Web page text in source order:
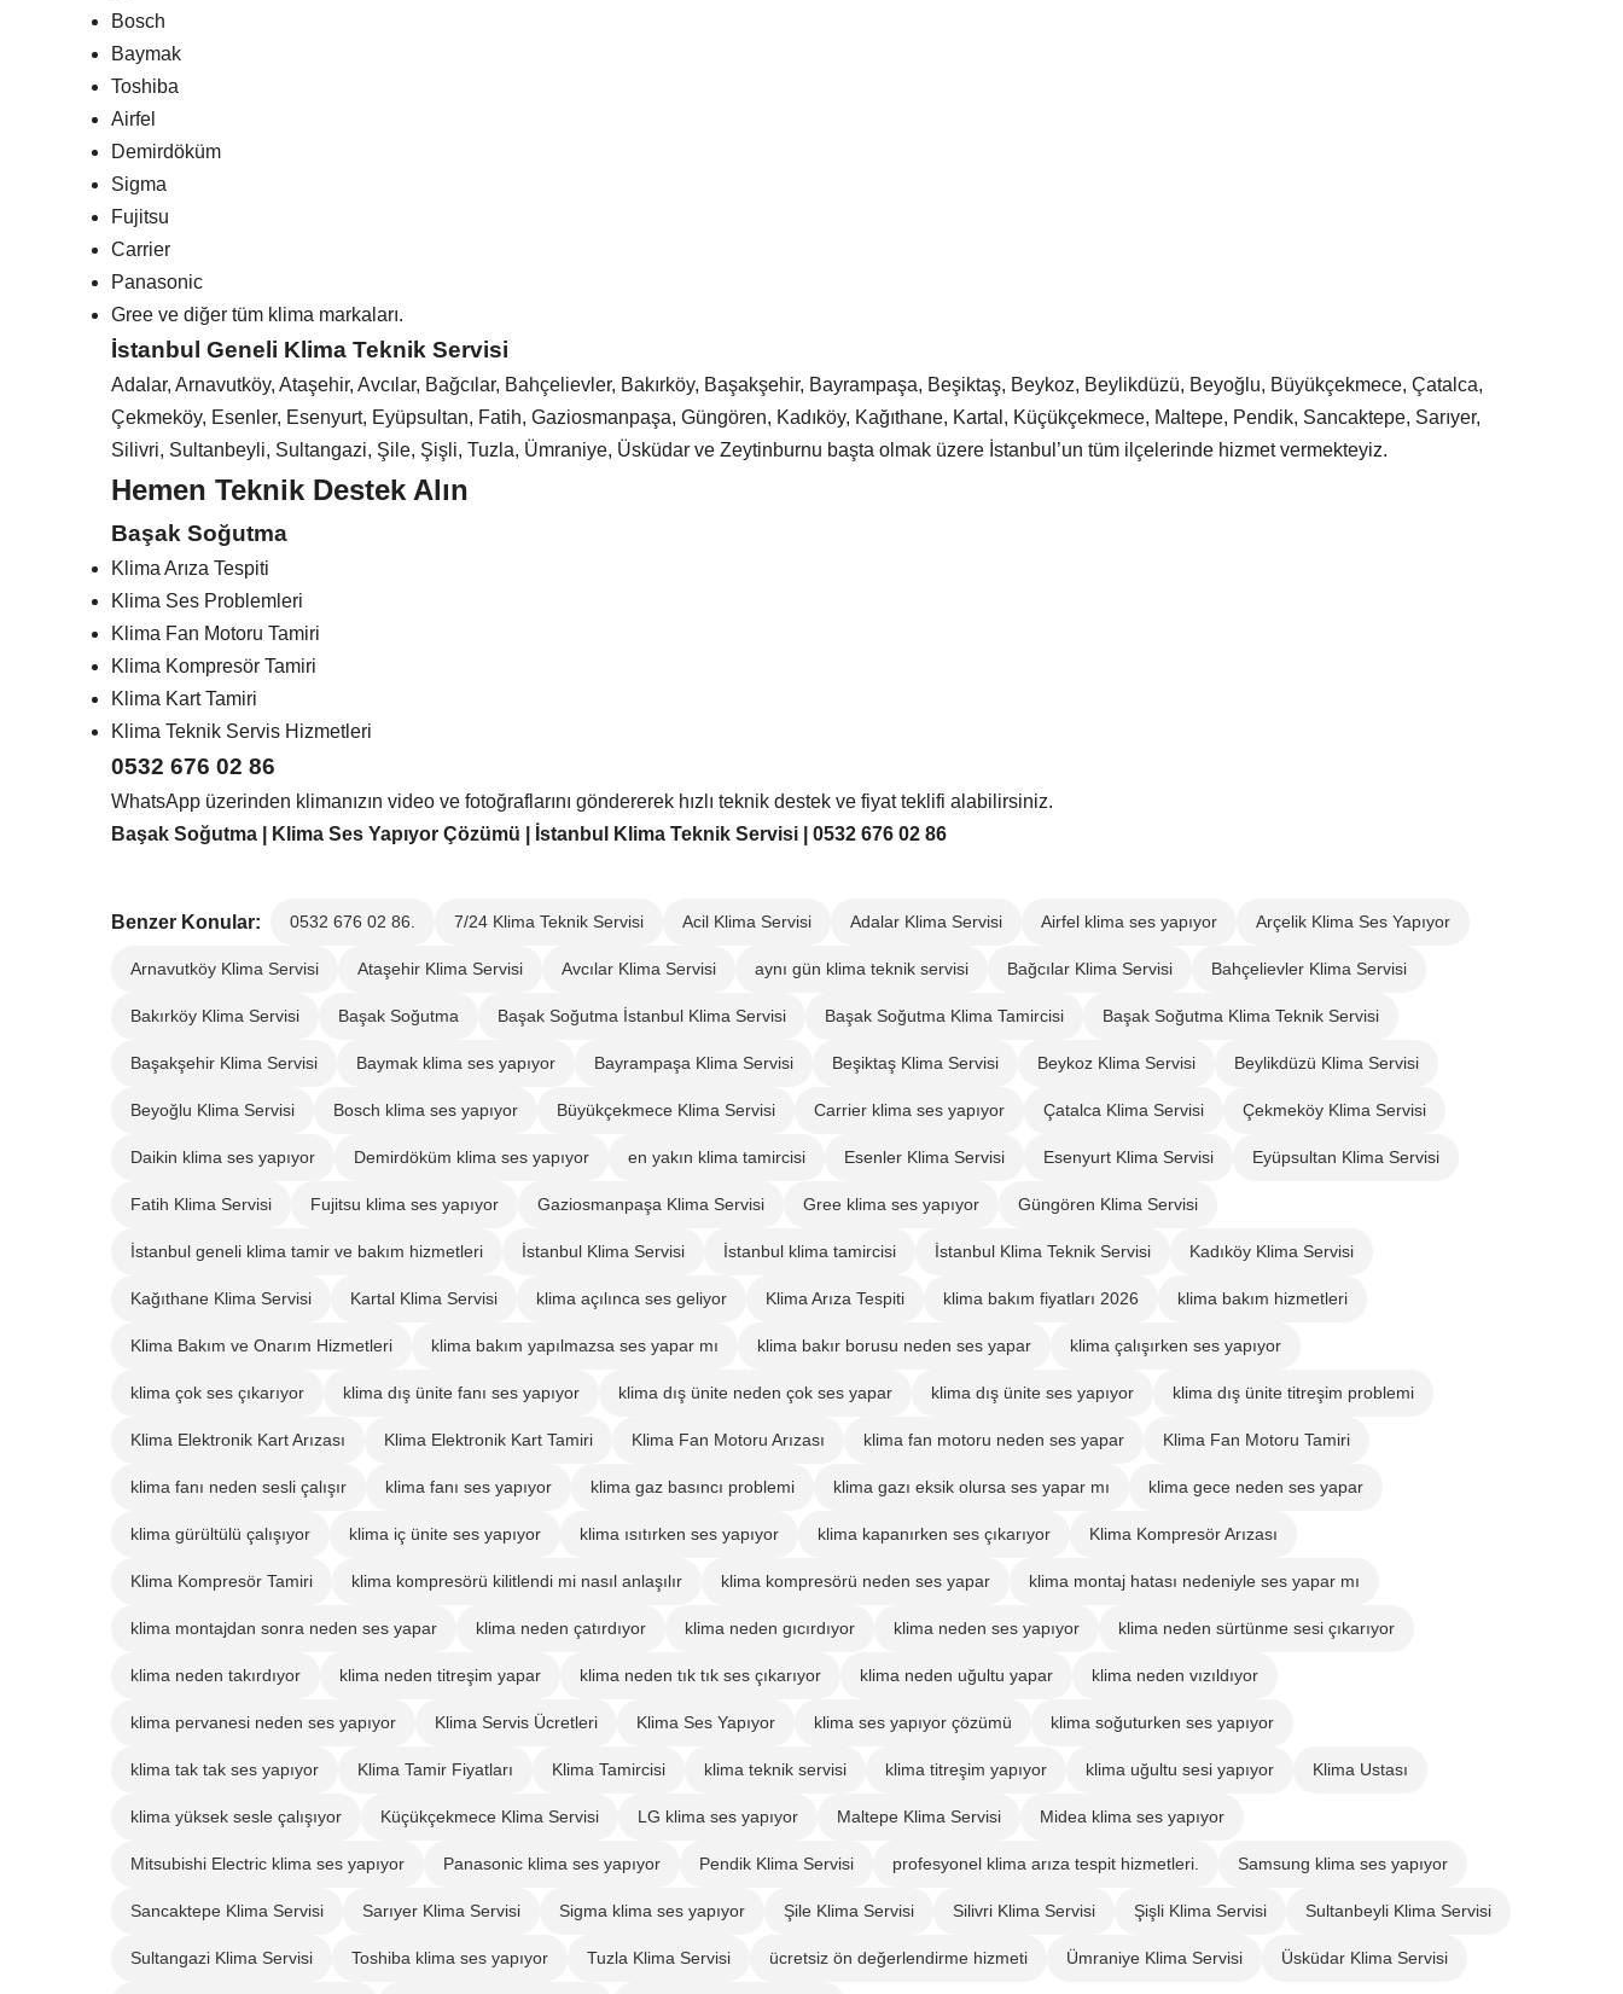
Bosch
Baymak
Toshiba
Airfel
Demirdöküm
Sigma
Fujitsu
Carrier
Panasonic
Gree ve diğer tüm klima markaları.
İstanbul Geneli Klima Teknik Servisi
Adalar, Arnavutköy, Ataşehir, Avcılar, Bağcılar, Bahçelievler, Bakırköy, Başakşehir, Bayrampaşa, Beşiktaş, Beykoz, Beylikdüzü, Beyoğlu, Büyükçekmece, Çatalca,
Çekmeköy, Esenler, Esenyurt, Eyüpsultan, Fatih, Gaziosmanpaşa, Güngören, Kadıköy, Kağıthane, Kartal, Küçükçekmece, Maltepe, Pendik, Sancaktepe, Sarıyer,
Silivri, Sultanbeyli, Sultangazi, Şile, Şişli, Tuzla, Ümraniye, Üsküdar ve Zeytinburnu başta olmak üzere İstanbul’un tüm ilçelerinde hizmet vermekteyiz.
Hemen Teknik Destek Alın
Başak Soğutma
Klima Arıza Tespiti
Klima Ses Problemleri
Klima Fan Motoru Tamiri
Klima Kompresör Tamiri
Klima Kart Tamiri
Klima Teknik Servis Hizmetleri
0532 676 02 86
WhatsApp üzerinden klimanızın video ve fotoğraflarını göndererek hızlı teknik destek ve fiyat teklifi alabilirsiniz.
Başak Soğutma | Klima Ses Yapıyor Çözümü | İstanbul Klima Teknik Servisi | 0532 676 02 86
Benzer Konular: 0532 676 02 86. 7/24 Klima Teknik Servisi Acil Klima Servisi Adalar Klima Servisi Airfel klima ses yapıyor Arçelik Klima Ses Yapıyor
Arnavutköy Klima Servisi Ataşehir Klima Servisi Avcılar Klima Servisi aynı gün klima teknik servisi Bağcılar Klima Servisi Bahçelievler Klima Servisi
Bakırköy Klima Servisi Başak Soğutma Başak Soğutma İstanbul Klima Servisi Başak Soğutma Klima Tamircisi Başak Soğutma Klima Teknik Servisi
Başakşehir Klima Servisi Baymak klima ses yapıyor Bayrampaşa Klima Servisi Beşiktaş Klima Servisi Beykoz Klima Servisi Beylikdüzü Klima Servisi
Beyoğlu Klima Servisi Bosch klima ses yapıyor Büyükçekmece Klima Servisi Carrier klima ses yapıyor Çatalca Klima Servisi Çekmeköy Klima Servisi
Daikin klima ses yapıyor Demirdöküm klima ses yapıyor en yakın klima tamircisi Esenler Klima Servisi Esenyurt Klima Servisi Eyüpsultan Klima Servisi
Fatih Klima Servisi Fujitsu klima ses yapıyor Gaziosmanpaşa Klima Servisi Gree klima ses yapıyor Güngören Klima Servisi
İstanbul geneli klima tamir ve bakım hizmetleri İstanbul Klima Servisi İstanbul klima tamircisi İstanbul Klima Teknik Servisi Kadıköy Klima Servisi
Kağıthane Klima Servisi Kartal Klima Servisi klima açılınca ses geliyor Klima Arıza Tespiti klima bakım fiyatları 2026 klima bakım hizmetleri
Klima Bakım ve Onarım Hizmetleri klima bakım yapılmazsa ses yapar mı klima bakır borusu neden ses yapar klima çalışırken ses yapıyor
klima çok ses çıkarıyor klima dış ünite fanı ses yapıyor klima dış ünite neden çok ses yapar klima dış ünite ses yapıyor klima dış ünite titreşim problemi
Klima Elektronik Kart Arızası Klima Elektronik Kart Tamiri Klima Fan Motoru Arızası klima fan motoru neden ses yapar Klima Fan Motoru Tamiri
klima fanı neden sesli çalışır klima fanı ses yapıyor klima gaz basıncı problemi klima gazı eksik olursa ses yapar mı klima gece neden ses yapar
klima gürültülü çalışıyor klima iç ünite ses yapıyor klima ısıtırken ses yapıyor klima kapanırken ses çıkarıyor Klima Kompresör Arızası
Klima Kompresör Tamiri klima kompresörü kilitlendi mi nasıl anlaşılır klima kompresörü neden ses yapar klima montaj hatası nedeniyle ses yapar mı
klima montajdan sonra neden ses yapar klima neden çatırdıyor klima neden gıcırdıyor klima neden ses yapıyor klima neden sürtünme sesi çıkarıyor
klima neden takırdıyor klima neden titreşim yapar klima neden tık tık ses çıkarıyor klima neden uğultu yapar klima neden vızıldıyor
klima pervanesi neden ses yapıyor Klima Servis Ücretleri Klima Ses Yapıyor klima ses yapıyor çözümü klima soğuturken ses yapıyor
klima tak tak ses yapıyor Klima Tamir Fiyatları Klima Tamircisi klima teknik servisi klima titreşim yapıyor klima uğultu sesi yapıyor Klima Ustası
klima yüksek sesle çalışıyor Küçükçekmece Klima Servisi LG klima ses yapıyor Maltepe Klima Servisi Midea klima ses yapıyor
Mitsubishi Electric klima ses yapıyor Panasonic klima ses yapıyor Pendik Klima Servisi profesyonel klima arıza tespit hizmetleri. Samsung klima ses yapıyor
Sancaktepe Klima Servisi Sarıyer Klima Servisi Sigma klima ses yapıyor Şile Klima Servisi Silivri Klima Servisi Şişli Klima Servisi Sultanbeyli Klima Servisi
Sultangazi Klima Servisi Toshiba klima ses yapıyor Tuzla Klima Servisi ücretsiz ön değerlendirme hizmeti Ümraniye Klima Servisi Üsküdar Klima Servisi